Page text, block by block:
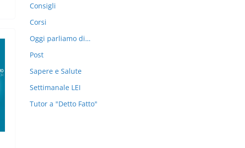
v
i
Consigli
Corsi
Oggi parliamo di…
Post
Sapere e Salute
Settimanale LEI
Tutor a "Detto Fatto"